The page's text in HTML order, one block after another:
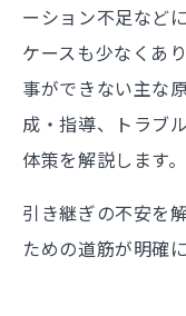
ーション不足など
ケースも少なくあ
事ができない主な
成・指導、トラブ
体策を解説します。
引き継ぎの不安を
ための道筋が明確